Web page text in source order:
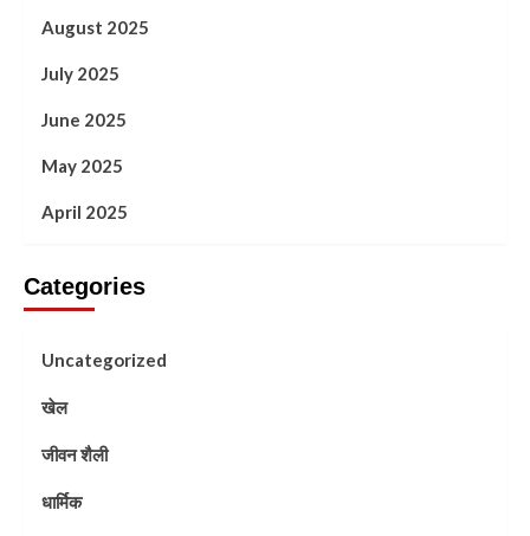
August 2025
July 2025
June 2025
May 2025
April 2025
Categories
Uncategorized
खेल
जीवन शैली
धार्मिक